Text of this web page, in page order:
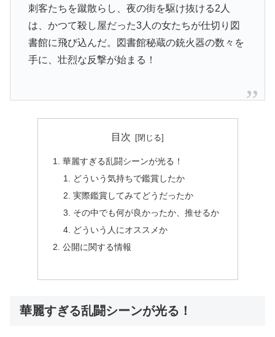
刺客たちを蹴散らし、夜の街を駆け抜ける2人
は、かつて殺し屋だった3人の女たちが仕切り図
書館に飛び込んだ。図書館秘蔵の銃火器の数々を
手に、壮烈な反撃が始まる！
目次
華麗すぎる乱闘シーンが光る！
どういう気持ちで鑑賞したか
実際鑑賞してみてどうだったか
その中でも何が良かったか、推せるか
どういう人にオススメか
公開に関する情報
華麗すぎる乱闘シーンが光る！